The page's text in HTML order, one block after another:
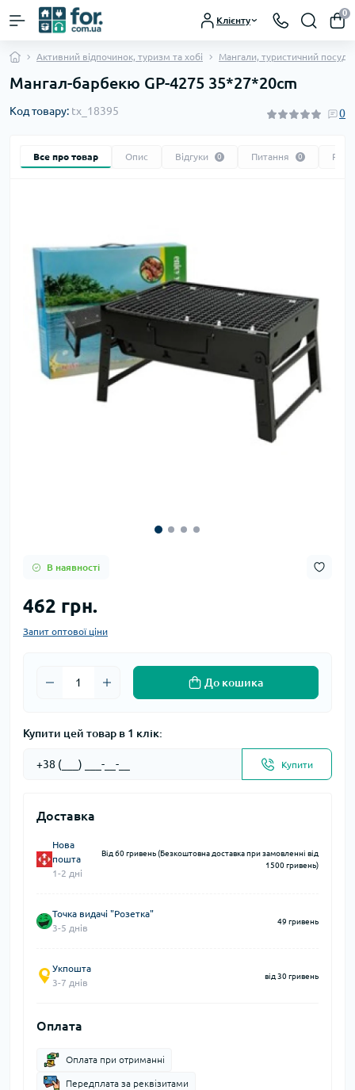
Клієнту
0
Активний відпочинок, туризм та хобі Мангали, туристичний посуд
Мангал-барбекю GP-4275 35*27*20cm
Код товару: tx_18395 0
Все про товар Опис Відгуки 0 Питання 0
В наявності
462 грн.
Запит оптової ціни
До кошика
Купити цей товар в 1 клік:
Купити
Доставка
Нова
пошта
1-2 дні
Від 60 гривень (Безкоштовна доставка при замовленні від
1500 гривень)
Точка видачі "Розетка"
3-5 днів
49 гривень
Укпошта
3-7 днів
від 30 гривень
Оплата
Оплата при отриманні
Передплата за реквізитами